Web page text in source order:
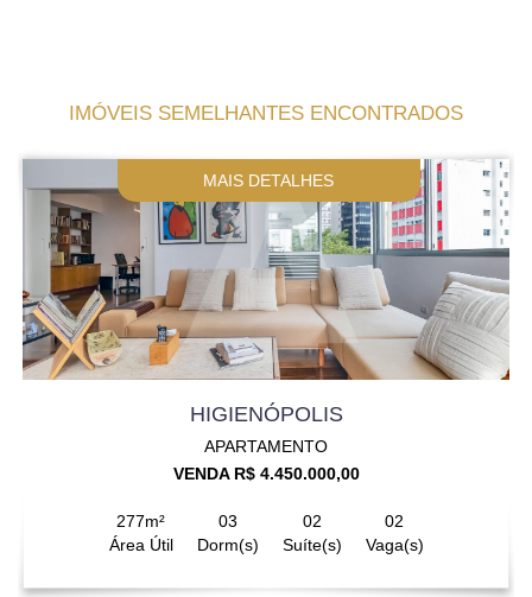
IMÓVEIS SEMELHANTES ENCONTRADOS
MAIS DETALHES
HIGIENÓPOLIS
APARTAMENTO
VENDA R$ 4.450.000,00
277m²
Área Útil
03
Dorm(s)
02
Suíte(s)
02
Vaga(s)